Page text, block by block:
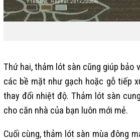
Thứ hai, thảm lót sàn cũng giúp
các bề mặt như gạch hoặc gỗ tiếp
thay đổi nhiệt độ. Thảm lót sàn
cho căn nhà của bạn luôn mới mẻ.
Cuối cùng, thảm lót sàn mùa đông